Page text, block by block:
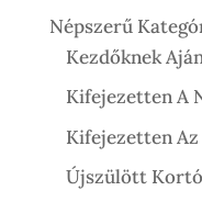
Népszerű
Kezdőknek
Kifejezetten A
Kifejezetten
Újszülött